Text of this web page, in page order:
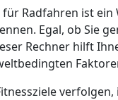
Radfahren ist ein
Egal, ob Sie
Rechner hilft